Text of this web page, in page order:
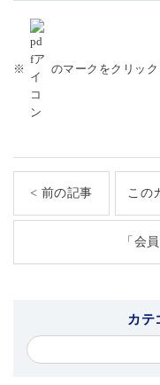
※ のマークをクリック
< 前の記事 この
「会
カテ